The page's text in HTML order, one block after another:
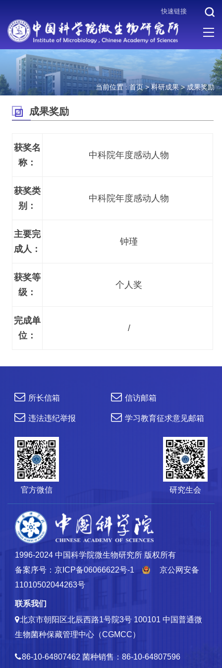
快速链接
当前位置 : 首页>科研成果>成果奖励
成果奖励
获奖名
称：
中科院年度感动人物
获奖类
别：
中科院年度感动人物
主要完
成人：
钟瑾
获奖等
级：
个人奖
完成单
位：
/
所长信箱 信访邮箱
违法违纪举报 学习教育征求意见邮箱
官方微信 研究生会
1996-2024 中国科学院微生物研究所 版权所有
备案序号：京ICP备06066622号-1
京公网安备
11010502044263号
联系我们
北京市朝阳区北辰西路1号院3号 100101 中国普通微
生物菌种保藏管理中心（CGMCC）
86-10-64807462 菌种销售：86-10-64807596